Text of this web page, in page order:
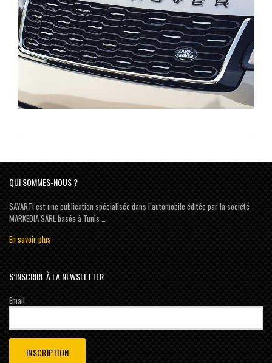
QUI SOMMES-NOUS ?
SAYARTI est une publication spécialisée dans l’automobile éditée par la société
MARKEDIA SARL basée à Tunis …
En savoir plus
S’INSCRIRE À LA NEWSLETTER
Email